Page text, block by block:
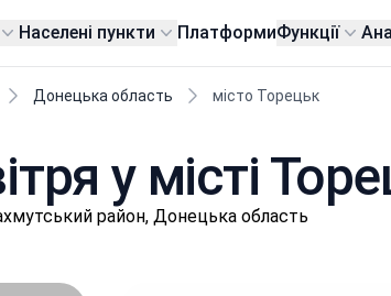
Населені пункти ПлатформиФункції
Донецька область місто Торецьк
у місті
район, Донецька область